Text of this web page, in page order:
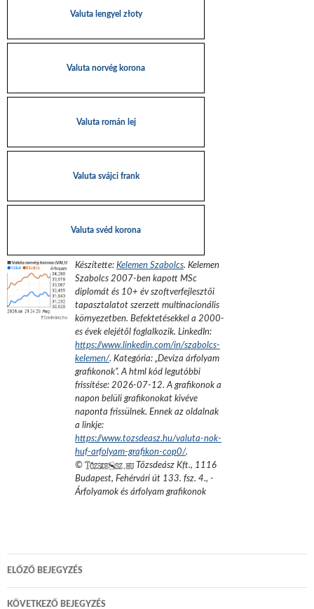
Valuta lengyel złoty
Valuta norvég korona
Valuta román lej
Valuta svájci frank
Valuta svéd korona
Készítette: Kelemen Szabolcs. Kelemen
Szabolcs 2007-ben kapott MSc
diplomát és 10+ év szoftverfejlesztői
tapasztalatot szerzett multinacionális
környezetben. Befektetésekkel a 2000-
es évek elejétől foglalkozik. LinkedIn:
https://www.linkedin.com/in/szabolcs-
kelemen/. Kategória: „Deviza árfolyam
grafikonok”.A html kód legutóbbi
frissítése: 2026-07-12. A grafikonok a
napon belüli grafikonokat kivéve
naponta frissülnek. Ennek az oldalnak
a linkje:
https://www.tozsdeasz.hu/valuta-nok-
huf-arfolyam-grafikon-cop0/.
©
Tőzsdeász Kft., 1116
Budapest, Fehérvári út 133. fsz. 4., -
Árfolyamok és árfolyam grafikonok
Bejegyzés
navigáció
ELŐZŐ BEJEGYZÉS
KÖVETKEZŐ BEJEGYZÉS